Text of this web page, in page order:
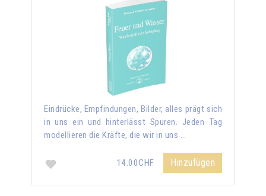
Eindrücke, Empfindungen, Bilder, alles prägt sich
in uns ein und hinterlässt Spuren. Jeden Tag
modellieren die Kräfte, die wir in uns …
14.00CHF Hinzufügen